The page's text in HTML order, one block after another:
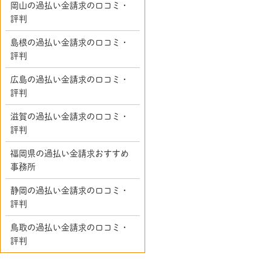
岡山の過払い金請求の口コミ・
評判
島根の過払い金請求の口コミ・
評判
広島の過払い金請求の口コミ・
評判
滋賀の過払い金請求の口コミ・
評判
福岡県の過払い金請求おすすめ
事務所
静岡の過払い金請求の口コミ・
評判
鳥取の過払い金請求の口コミ・
評判